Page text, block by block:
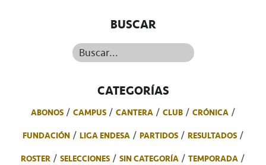
BUSCAR
Buscar...
CATEGORÍAS
ABONOS CAMPUS CANTERA CLUB
CRÓNICA
FUNDACIÓN
LIGA ENDESA PARTIDOS
RESULTADOS
ROSTER
SELECCIONES SIN CATEGORÍA TEMPORADA